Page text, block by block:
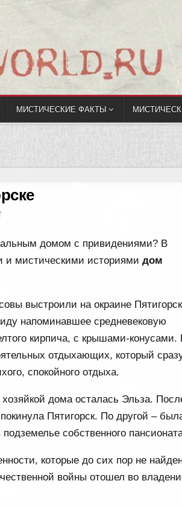
МИСТИЧЕСКИЕ ФАКТЫ
домом с привидениями? В
и мистическими историямидом
выстроили на окраине
напоминавшее средневековую
кирпича, с крышами-конусами.
отдыхающих, который
спокойного отдыха.
дома осталась Эльза.
Пятигорск. По другой –
собственного
которые до сих пор не
войны отошел во